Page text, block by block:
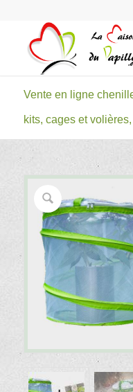
Vente en ligne
kits, cages et